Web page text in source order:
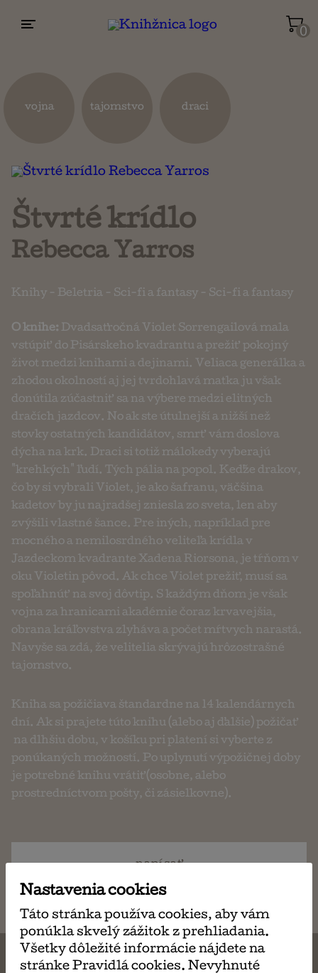
0
vojna tajomstvo draci
Štvrté krídlo
Rebecca Yarros
Knihy - Beletria - Sci-fi a fantasy - Sci-fi a fantasy
O knihe: Dvadsaťročná Violet Sorrengailová mala
vstúpiť do Pisárskeho kvadrantu a prežiť pokojný
život medzi knihami a dejinami. Veliaca generálka a
zhodou okolností aj jej tvrdohlavá matka ju však
donútila zúčastniť sa na výbere medzi elitných
dračích jazdcov. No ak ste útulnejší a nižší než
stovky ostatných kandidátov, smrť vám doslova
dýcha na krk. Draci si totiž málokedy vyberajú
"krehkých" ľudí. Tých pália na popol. Keďže drakov,
čo by si vybrali Violet, je ako šafranu, väčšina
kadetov by ju najradšej zniesla zo sveta, len aby
zvýšili vlastné šance. Pre iných, napríklad pre
mocného a nemilosrdného veliteľa krídla v
Jazdeckom kvadrante Xadena Riorsona, je tŕňom v
oku Violetin pôvod. Ak chce Violet prežiť, musí sa
spoľahnúť na svoj dôvtip. S každým dňom je však
vojna za hranicami akadémie čoraz krvavejšia,
obrana kráľovstva zlyháva a počet mŕtvych narastá.
Navyše sa zdá, že velitelia skrývajú hrôzostrašné
tajomstvo.
Kniha sa požičiava štandardne na 14 kalendárnych
dní. Ak si prajete túto knihu (alebo aj ďalšie) požičať
na dlhšiu dobu, v košíku pri platení si vyberte z
ponúkaných možností. Po uplynutí výpožičnej doby
je potrebné knihu vrátiť (osobne, alebo
prostredníctvom pošty, či zásielkovne).
napísať
email
Nastavenia cookies
Táto stránka používa cookies, aby vám
ponúkla skvelý zážitok z prehliadania.
Všetky dôležité informácie nájdete na
stránke Pravidlá cookies. Nevyhnuté